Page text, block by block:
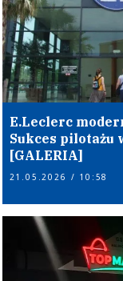
E.Leclerc
Sukces pilotażu
[GALERIA]
21.05.2026 / 10:58